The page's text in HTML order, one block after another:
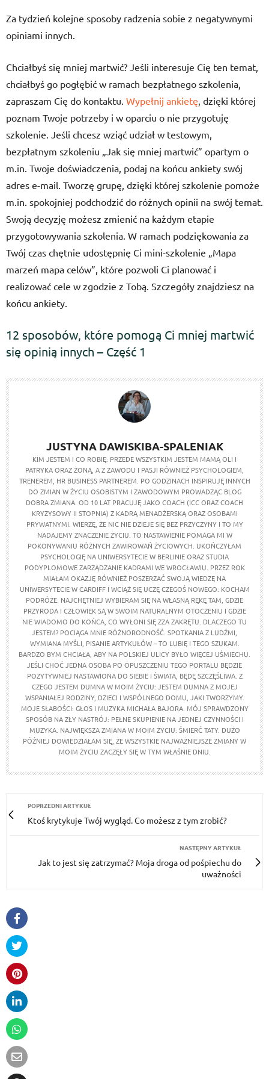
Za tydzień kolejne sposoby radzenia sobie z negatywnymi
opiniami innych.
Chciałbyś się mniej martwić? Jeśli interesuje Cię ten temat,
chciałbyś go pogłębić w ramach bezpłatnego szkolenia,
zapraszam Cię do kontaktu. Wypełnij ankietę, dzięki której
poznam Twoje potrzeby i w oparciu o nie przygotuję
szkolenie. Jeśli chcesz wziąć udział w testowym,
bezpłatnym szkoleniu „Jak się mniej martwić” opartym o
m.in. Twoje doświadczenia, podaj na końcu ankiety swój
adres e-mail. Tworzę grupę, dzięki której szkolenie pomoże
m.in. spokojniej podchodzić do różnych opinii na swój temat.
Swoją decyzję możesz zmienić na każdym etapie
przygotowywania szkolenia. W ramach podziękowania za
Twój czas chętnie udostępnię Ci mini-szkolenie „Mapa
marzeń mapa celów”, które pozwoli Ci planować i
realizować cele w zgodzie z Tobą. Szczegóły znajdziesz na
końcu ankiety.
12 sposobów, które pomogą Ci mniej martwić
się opinią innych – Część 1
JUSTYNA DAWISKIBA-SPALENIAK
KIM JESTEM I CO ROBIĘ: PRZEDE WSZYSTKIM JESTEM MAMĄ OLI I
PATRYKA ORAZ ŻONĄ, A Z ZAWODU I PASJI RÓWNIEŻ PSYCHOLOGIEM,
TRENEREM, HR BUSINESS PARTNEREM. PO GODZINACH INSPIRUJĘ INNYCH
DO ZMIAN W ŻYCIU OSOBISTYM I ZAWODOWYM PROWADZĄC BLOG
DOBRA ZMIANA. OD 10 LAT PRACUJĘ JAKO COACH (ICC ORAZ COACH
KRYZYSOWY II STOPNIA) Z KADRĄ MENADŻERSKĄ ORAZ OSOBAMI
PRYWATNYMI. WIERZĘ, ŻE NIC NIE DZIEJE SIĘ BEZ PRZYCZYNY I TO MY
NADAJEMY ZNACZENIE ŻYCIU. TO NASTAWIENIE POMAGA MI W
POKONYWANIU RÓŻNYCH ZAWIROWAŃ ŻYCIOWYCH. UKOŃCZYŁAM
PSYCHOLOGIĘ NA UNIWERSYTECIE W BERLINIE ORAZ STUDIA
PODYPLOMOWE ZARZĄDZANIE KADRAMI WE WROCŁAWIU. PRZEZ ROK
MIAŁAM OKAZJĘ RÓWNIEŻ POSZERZAĆ SWOJĄ WIEDZĘ NA
UNIWERSYTECIE W CARDIFF I WCIĄŻ SIĘ UCZĘ CZEGOŚ NOWEGO. KOCHAM
PODRÓŻE. NAJCHĘTNIEJ WYBIERAM SIĘ NA WŁASNĄ RĘKĘ TAM, GDZIE
PRZYRODA I CZŁOWIEK SĄ W SWOIM NATURALNYM OTOCZENIU I GDZIE
NIE WIADOMO DO KOŃCA, CO WYŁONI SIĘ ZZA ZAKRĘTU. DLACZEGO TU
JESTEM? POCIĄGA MNIE RÓŻNORODNOŚĆ. SPOTKANIA Z LUDŹMI,
WYMIANA MYŚLI, PISANIE ARTYKUŁÓW – TO LUBIĘ I TEGO SZUKAM.
BARDZO BYM CHCIAŁA, ABY NA POLSKIEJ ULICY BYŁO WIĘCEJ UŚMIECHU.
JEŚLI CHOĆ JEDNA OSOBA PO OPUSZCZENIU TEGO PORTALU BĘDZIE
POZYTYWNIEJ NASTAWIONA DO SIEBIE I ŚWIATA, BĘDĘ SZCZĘŚLIWA. Z
CZEGO JESTEM DUMNA W MOIM ŻYCIU: JESTEM DUMNA Z MOJEJ
WSPANIAŁEJ RODZINY, DZIECI I WSPÓLNEGO DOMU, JAKI TWORZYMY.
MOJE SŁABOŚCI: GŁOS I MUZYKA MICHAŁA BAJORA. MÓJ SPRAWDZONY
SPOSÓB NA ZŁY NASTRÓJ: PEŁNE SKUPIENIE NA JEDNEJ CZYNNOŚCI I
MUZYKA. NAJWIĘKSZA ZMIANA W MOIM ŻYCIU: ŚMIERĆ TATY. DUŻO
PÓŹNIEJ DOWIEDZIAŁAM SIĘ, ŻE WSZYSTKIE NAJWAŻNIEJSZE ZMIANY W
MOIM ŻYCIU ZACZĘŁY SIĘ W TYM WŁAŚNIE DNIU.
POPRZEDNI ARTYKUŁ
Ktoś krytykuje Twój wygląd. Co możesz z tym zrobić?
NASTĘPNY ARTYKUŁ
Jak to jest się zatrzymać? Moja droga od pośpiechu do
uważności